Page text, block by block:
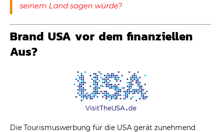
seinem Land sagen würde?
Brand USA vor dem finanziellen
Aus?
Die Tourismuswerbung für die USA gerät zunehmend